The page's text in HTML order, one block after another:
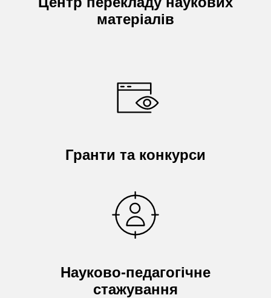
матеріалів
Гранти та конкурси
Науково-педагогічне
стажування